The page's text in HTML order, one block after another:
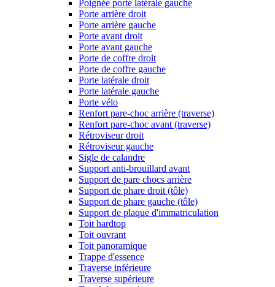
Poignée porte latérale gauche
Porte arrière droit
Porte arrière gauche
Porte avant droit
Porte avant gauche
Porte de coffre droit
Porte de coffre gauche
Porte latérale droit
Porte latérale gauche
Porte vélo
Renfort pare-choc arrière (traverse)
Renfort pare-choc avant (traverse)
Rétroviseur droit
Rétroviseur gauche
Sigle de calandre
Support anti-brouillard avant
Support de pare chocs arrière
Support de phare droit (tôle)
Support de phare gauche (tôle)
Support de plaque d'immatriculation
Toit hardtop
Toit ouvrant
Toit panoramique
Trappe d'essence
Traverse inférieure
Traverse supérieure